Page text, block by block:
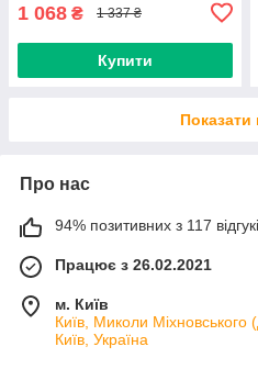
1 068 ₴ 1 337 ₴
Купити
Показати
Про нас
94% позитивних з 117
Працює з 26.02.2021
м. Київ
Київ, Миколи Міхновського
Київ, Україна